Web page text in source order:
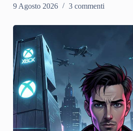
9 Agosto 2026
3 commenti